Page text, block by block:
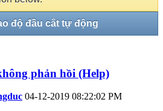
độ đầu cắt tự động
phản hồi (Help)
04-12-2019 08:22:02 PM